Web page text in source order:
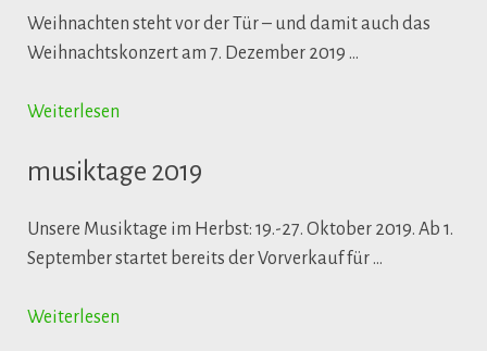
Weihnachten steht vor der Tür – und damit auch das
Weihnachtskonzert am 7. Dezember 2019 …
Weiterlesen
musiktage 2019
Unsere Musiktage im Herbst: 19.-27. Oktober 2019. Ab 1.
September startet bereits der Vorverkauf für …
Weiterlesen